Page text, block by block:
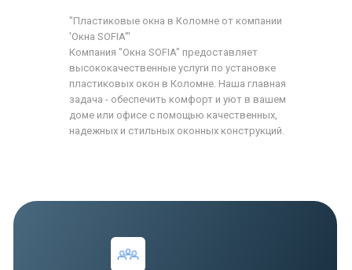
"Пластиковые окна в Коломне от компании
'Окна SOFIA'"
Компания "Окна SOFIA" предоставляет
высококачественные услуги по установке
пластиковых окон в Коломне. Наша главная
задача - обеспечить комфорт и уют в вашем
доме или офисе с помощью качественных,
надежных и стильных оконных конструкций.